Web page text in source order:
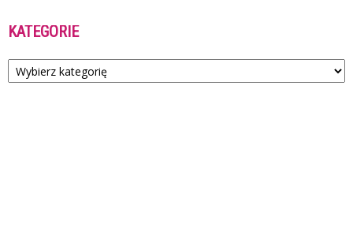
KATEGORIE
Kategorie